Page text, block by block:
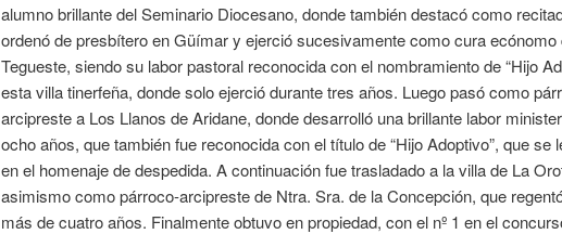
alumno brillante del Seminario Diocesano, donde también destacó como
ordenó de presbítero en Güímar y ejerció sucesivamente como cura ecónomo
Tegueste, siendo su labor pastoral reconocida con el nombramiento de “Hijo
esta villa tinerfeña, donde solo ejerció durante tres años. Luego pasó como
arcipreste a Los Llanos de Aridane, donde desarrolló una brillante labor
ocho años, que también fue reconocida con el título de “Hijo Adoptivo”, que se
en el homenaje de despedida. A continuación fue trasladado a la villa de La
asimismo como párroco-arcipreste de Ntra. Sra. de la Concepción, que
más de cuatro años. Finalmente obtuvo en propiedad, con el nº 1 en el